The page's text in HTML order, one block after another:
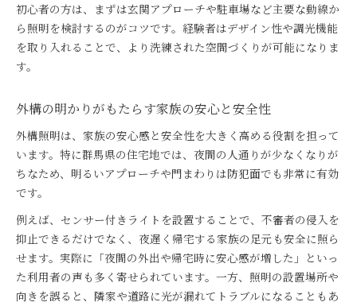
外構照明で家族団らんの時間を豊かにする工夫
暮らしの安心感を高める外構照明導入法
外構照明で防犯性と安心感を両立させるコツ
外構照明導入の流れと注意すべきポイント
外構照明で夜の転倒リスクを減らす工夫
群馬県の気候に適した照明デザイン術
群馬県向け外構照明の耐久性とメンテナンス性
外構照明が群馬県の四季に合う理由と工夫点
外構照明デザインで実現する快適な夜の暮らし
外構照明で地域特性を活かした空間演出法
初心者の方は、まずは玄関アプローチや駐車場など主要な動線か
ら照明を検討するのがコツです。経験者はデザイン性や調光機能
を取り入れることで、より洗練された空間づくりが可能になりま
す。
外構の明かりがもたらす家族の安心と安全性
外構照明は、家族の安心感と安全性を大きく高める役割を担って
います。特に群馬県の住宅地では、夜間の人通りが少なくなりが
ちなため、明るいアプローチや門まわりは防犯面でも非常に有効
です。
例えば、センサー付きライトを設置することで、不審者の侵入を
抑止できるだけでなく、夜遅く帰宅する家族の足元も安全に照ら
せます。実際に「夜間の外出や帰宅時に安心感が増した」といっ
た利用者の声も多く寄せられています。一方、照明の設置場所や
向きを誤ると、隣家や道路に光が漏れてトラブルになることもあ